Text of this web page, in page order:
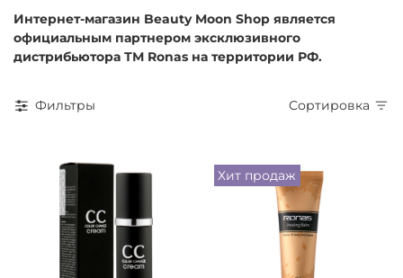
Интернет-магазин Beauty Moon Shop является
официальным партнером эксклюзивного
дистрибьютора ТМ Ronas на территории РФ.
Фильтры Сортировка
Хит продаж